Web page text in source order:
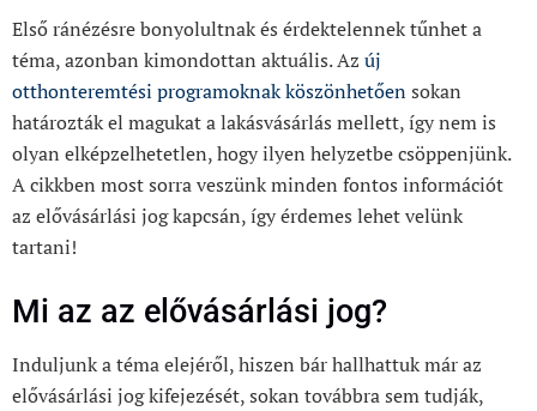
Első ránézésre bonyolultnak és érdektelennek tűnhet a
téma, azonban kimondottan aktuális. Az új
otthonteremtési programoknak köszönhetőensokan
határozták el magukat a lakásvásárlás mellett, így nem is
olyan elképzelhetetlen, hogy ilyen helyzetbe csöppenjünk.
A cikkben most sorra veszünk minden fontos információt
az elővásárlási jog kapcsán, így érdemes lehet velünk
tartani!
Mi az az elővásárlási jog?
Induljunk a téma elejéről, hiszen bár hallhattuk már az
elővásárlási jog kifejezését, sokan továbbra sem tudják,